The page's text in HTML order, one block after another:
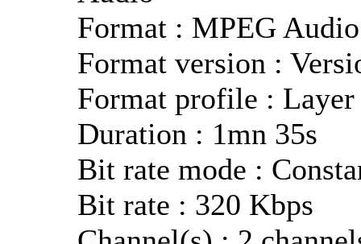
Format : MPEG Audio
Format version :
Format profile : Layer
Duration : 1mn 35s
Bit rate mode :
Bit rate : 320 Kbps